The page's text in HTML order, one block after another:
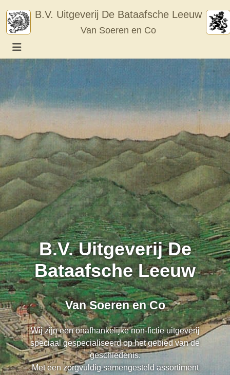
content
B.V. Uitgeverij De Bataafsche Leeuw
Van Soeren en Co
B.V. Uitgeverij De
Bataafsche Leeuw
Van Soeren en Co
Wij zijn een onafhankelijke non-fictie uitgeverij
speciaal gespecialiseerd op het gebied van de
geschiedenis.
Met een zorgvuldig samengesteld assortiment